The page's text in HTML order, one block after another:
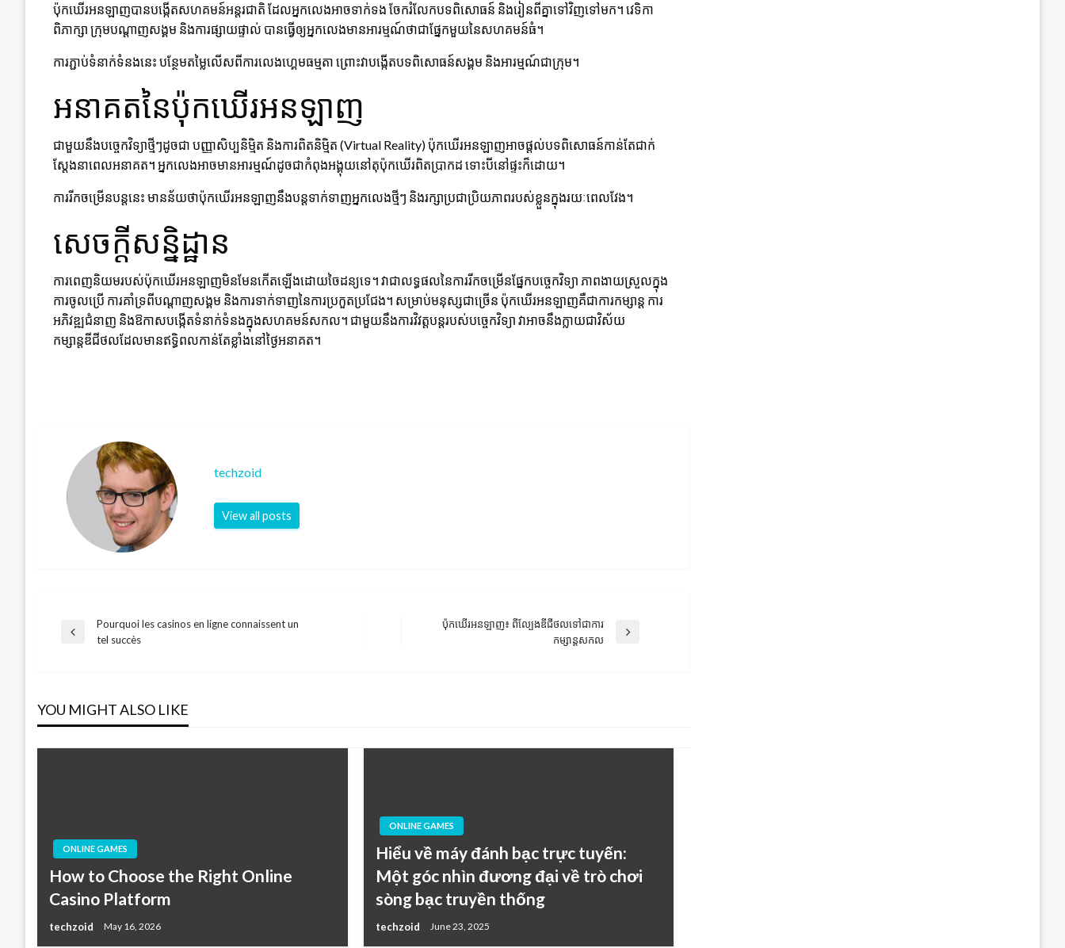
ប៉ុកឃើរអនឡាញបានបង្កើតសហគមន៍អន្តរជាតិ ដែលអ្នកលេងអាចទាក់ទង ចែករំលែកបទពិសោធន៍ និងរៀនពីគ្នាទៅវិញទៅមក។ វេទិកា
ពិភាក្សា ក្រុមបណ្តាញសង្គម និងការផ្សាយផ្ទាល់ បានធ្វើឲ្យអ្នកលេងមានអារម្មណ៍ថាជាផ្នែកមួយនៃសហគមន៍ធំ។
ការភ្ជាប់ទំនាក់ទំនងនេះ បន្ថែមតម្លៃលើសពីការលេងហ្គេមធម្មតា ព្រោះវាបង្កើតបទពិសោធន៍សង្គម និងអារម្មណ៍ជាក្រុម។
អនាគតនៃប៉ុកឃើរអនឡាញ
ជាមួយនឹងបច្ចេកវិទ្យាថ្មីៗដូចជា បញ្ញាសិប្បនិម្មិត និងការពិតនិម្មិត (Virtual Reality) ប៉ុកឃើរអនឡាញអាចផ្តល់បទពិសោធន៍កាន់តែជាក់
ស្តែងនាពេលអនាគត។ អ្នកលេងអាចមានអារម្មណ៍ដូចជាកំពុងអង្គុយនៅតុប៉ុកឃើរពិតប្រាកដ ទោះបីនៅផ្ទះក៏ដោយ។
ការរីកចម្រើនបន្តនេះ មានន័យថាប៉ុកឃើរអនឡាញនឹងបន្តទាក់ទាញអ្នកលេងថ្មីៗ និងរក្សាប្រជាប្រិយភាពរបស់ខ្លួនក្នុងរយៈពេលវែង។
សេចក្តីសន្និដ្ឋាន
ការពេញនិយមរបស់ប៉ុកឃើរអនឡាញមិនមែនកើតឡើងដោយចៃដន្យទេ។ វាជាលទ្ធផលនៃការរីកចម្រើនផ្នែកបច្ចេកវិទ្យា ភាពងាយស្រួលក្នុង
ការចូលប្រើ ការគាំទ្រពីបណ្តាញសង្គម និងការទាក់ទាញនៃការប្រកួតប្រជែង។ សម្រាប់មនុស្សជាច្រើន ប៉ុកឃើរអនឡាញគឺជាការកម្សាន្ត ការ
អភិវឌ្ឍជំនាញ និងឱកាសបង្កើតទំនាក់ទំនងក្នុងសហគមន៍សកល។ ជាមួយនឹងការវិវត្តបន្តរបស់បច្ចេកវិទ្យា វាអាចនឹងក្លាយជាវិស័យ
កម្សាន្តឌីជីថលដែលមានឥទ្ធិពលកាន់តែខ្លាំងនៅថ្ងៃអនាគត។
techzoid
View all posts
Post
Previous
Pourquoi les casinos en ligne connaissent un
tel succès
ប៉ុកឃើរអនឡាញ៖ ពីល្បែងឌីជីថលទៅជាការ
កម្សាន្តសកល
YOU MIGHT ALSO LIKE
ONLINE GAMES
How to Choose the Right Online
Casino Platform
techzoid May 16, 2026
ONLINE GAMES
Hiểu về máy đánh bạc trực tuyến:
Một góc nhìn đương đại về trò chơi
sòng bạc truyền thống
techzoid June 23, 2025